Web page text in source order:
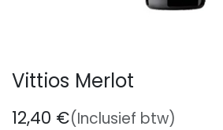
Vittios Merlot
12,40 €(Inclusief btw)